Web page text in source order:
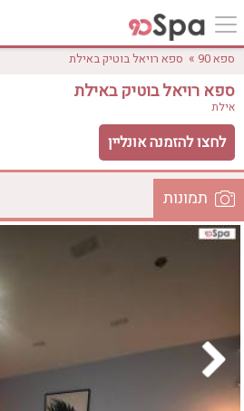
לפי אבזורים
אירוודה
בריכה מחוממת
טווח מחירים
ספא 90 » ספא רויאל בוטיק באילת
ספא רויאל בוטיק באילת
אילת
לחצו להזמנה אונליין
תמונות
המקום